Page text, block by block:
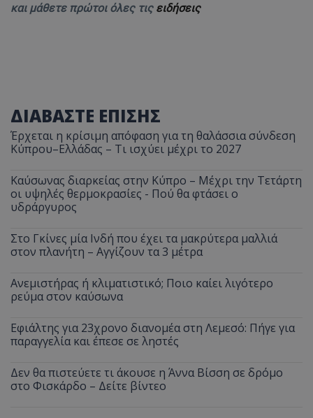
και μάθετε πρώτοι όλες τις ειδήσεις
ΔΙΑΒΑΣΤΕ ΕΠΙΣΗΣ
Έρχεται η κρίσιμη απόφαση για τη θαλάσσια σύνδεση
Κύπρου–Ελλάδας – Τι ισχύει μέχρι το 2027
Καύσωνας διαρκείας στην Κύπρο – Μέχρι την Τετάρτη
οι υψηλές θερμοκρασίες - Πού θα φτάσει ο
υδράργυρος
Στο Γκίνες μία Ινδή που έχει τα μακρύτερα μαλλιά
στον πλανήτη – Αγγίζουν τα 3 μέτρα
Ανεμιστήρας ή κλιματιστικό; Ποιο καίει λιγότερο
ρεύμα στον καύσωνα
Εφιάλτης για 23χρονο διανομέα στη Λεμεσό: Πήγε για
παραγγελία και έπεσε σε ληστές
Δεν θα πιστεύετε τι άκουσε η Άννα Βίσση σε δρόμο
στο Φισκάρδο – Δείτε βίντεο